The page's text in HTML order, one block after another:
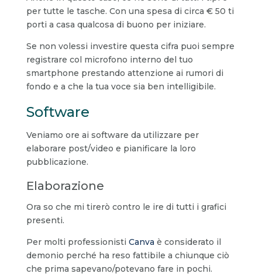
per tutte le tasche. Con una spesa di circa € 50 ti
porti a casa qualcosa di buono per iniziare.
Se non volessi investire questa cifra puoi sempre
registrare col microfono interno del tuo
smartphone prestando attenzione ai rumori di
fondo e a che la tua voce sia ben intelligibile.
Software
Veniamo ore ai software da utilizzare per
elaborare post/video e pianificare la loro
pubblicazione.
Elaborazione
Ora so che mi tirerò contro le ire di tutti i grafici
presenti.
Per molti professionisti Canva è considerato il
demonio perché ha reso fattibile a chiunque ciò
che prima sapevano/potevano fare in pochi.